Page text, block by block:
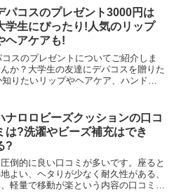
パコスのプレゼント3000円は
学生にぴったり!人気のリップ
ヘアケアも!
スのプレゼントについてご紹介しま
か？大学生の友達にデパコスを贈りた
りたいリップやヘアケア、ハンドク
ナロロビーズクッションの口コ
は?洗濯やビーズ補充はでき
?
倒的に良い口コミが多いです。座ると
よい、ヘタりが少なく耐久性がある、
軽量で移動が楽という内容の口コミが